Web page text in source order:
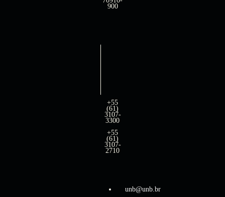
900
+55
(61)
3107-
3300
+55
(61)
3107-
2710
unb@unb.br